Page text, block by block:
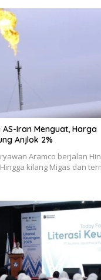
Iran Menguat, Harga
Anjlok 2%
Aramco berjalan
kilang Migas dan